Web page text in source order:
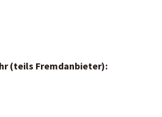
(teils Fremdanbieter):